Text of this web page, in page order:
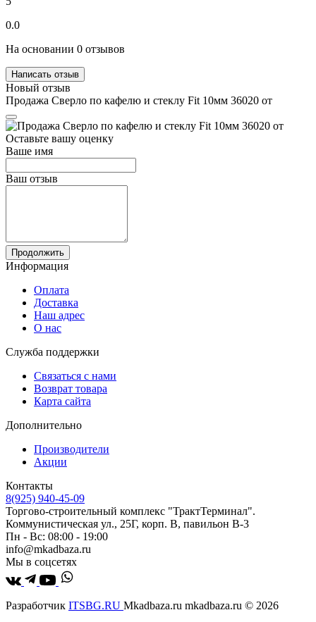
0.0
На основании 0 отзывов
Написать отзыв
Новый отзыв
Продажа Сверло по кафелю и стеклу Fit 10мм 36020 от
Оставьте вашу оценку
Ваше имя
Ваш отзыв
Продолжить
Информация
Оплата
Доставка
Наш адрес
О нас
Служба поддержки
Связаться с нами
Возврат товара
Карта сайта
Дополнительно
Производители
Акции
Контакты
8(925) 940-45-09
Торгово-строительный комплекс "ТрактТерминал".
Коммунистическая ул., 25Г, корп. В, павильон В-3
Пн - Вс: 08:00 - 19:00
info@mkadbaza.ru
Мы в соцсетях
Разработчик ITSBG.RU Mkadbaza.ru mkadbaza.ru © 2026